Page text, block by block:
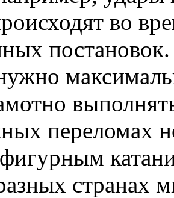
во
переломах
странах